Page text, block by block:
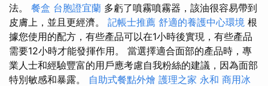
法。 餐盒 台胞證宜蘭 多虧了噴霧噴霧器，該油很容易帶到
皮膚上，並且更經濟。 記帳士推薦 舒適的養護中心環境 根
據您使用的配方，有些產品可以在1小時後實現，有些產品
需要12小時才能發揮作用。 當選擇適合面部的產品時，專
業人士和經驗豐富的用戶應考慮自我粉絲的建議，因為面部
特別敏感和暴露。 自助式餐點外燴 護理之家 永和 商用冰